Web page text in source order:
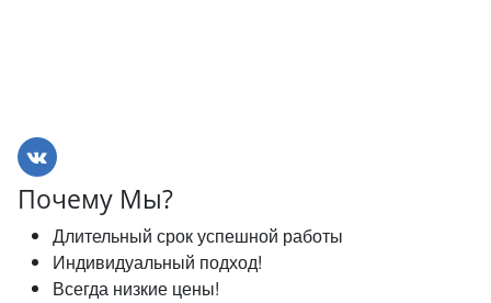
Почему Мы?
Длительный срок успешной работы
Индивидуальный подход!
Всегда низкие цены!